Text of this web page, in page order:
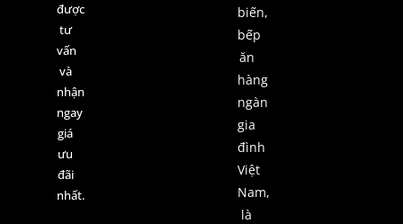
được
tư
vấn
và
nhận
ngay
giá
ưu
đãi
nhất.
biến,
bếp
ăn
hàng
ngàn
gia
đình
Việt
Nam,
là